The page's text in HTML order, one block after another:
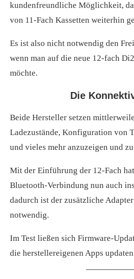
kundenfreundliche Möglichkeit,
von 11-Fach Kassetten weiterhin
Es ist also nicht notwendig den
wenn man auf die neue 12-fach
möchte.
Die
Beide Hersteller setzen
Ladezustände, Konfiguration von
und vieles mehr anzuzeigen und
Mit der Einführung der 12-Fach
Bluetooth-Verbindung nun auch
dadurch ist der zusätzliche
notwendig.
Im Test ließen sich Firmware-
die herstellereigenen Apps